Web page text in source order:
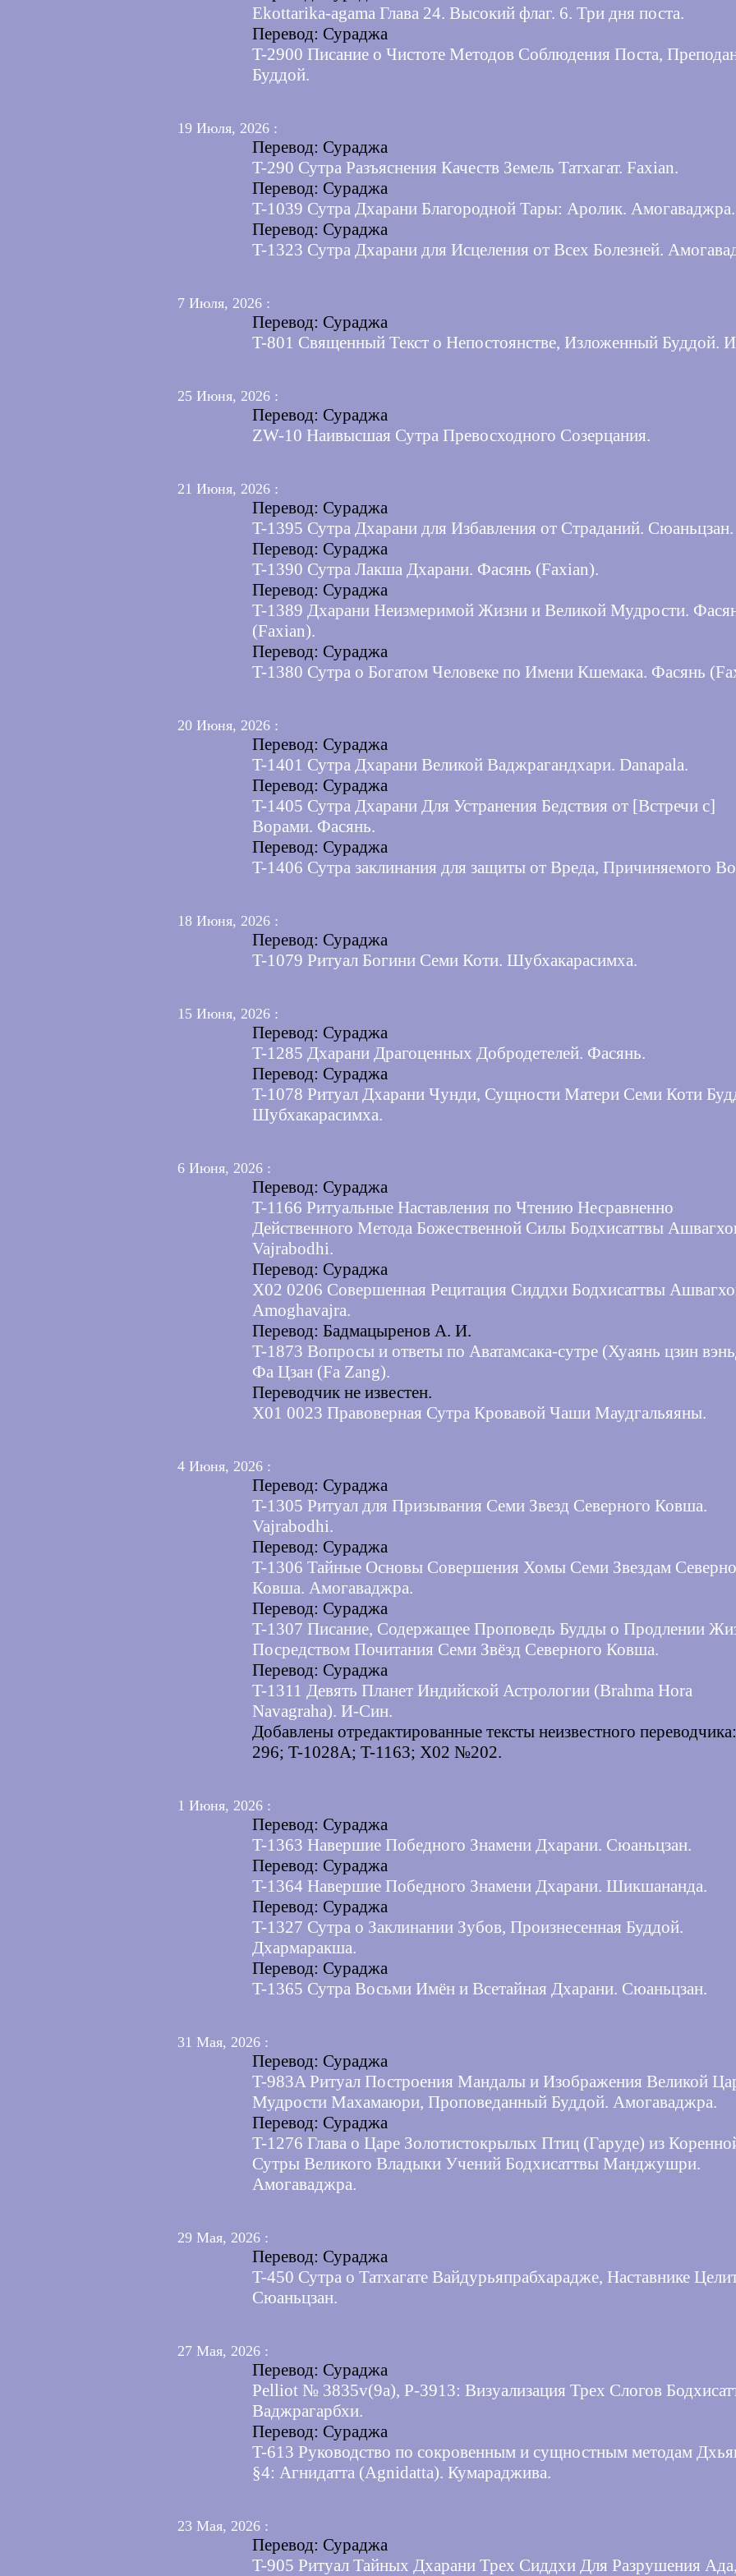
Ekottarika-agama Глава 24. Высокий флаг. 6. Три дня поста.
Перевод: Сураджа
T-2900 Писание о Чистоте Методов Соблюдения Поста,
Буддой.
19 Июля, 2026 :
Перевод: Сураджа
T-290 Сутра Разъяснения Качеств Земель Татхагат. Faxian.
Перевод: Сураджа
T-1039 Сутра Дхарани Благородной Тары: Аролик. Амогаваджра.
Перевод: Сураджа
T-1323 Сутра Дхарани для Исцеления от Всех Болезней.
7 Июля, 2026 :
Перевод: Сураджа
T-801 Священный Текст о Непостоянстве, Изложенный Буддой.
25 Июня, 2026 :
Перевод: Сураджа
ZW-10 Наивысшая Сутра Превосходного Созерцания.
21 Июня, 2026 :
Перевод: Сураджа
T-1395 Сутра Дхарани для Избавления от Страданий. Сюаньцзан.
Перевод: Сураджа
T-1390 Сутра Лакша Дхарани. Фасянь (Faxian).
Перевод: Сураджа
T-1389 Дхарани Неизмеримой Жизни и Великой Мудрости.
(Faxian).
Перевод: Сураджа
T-1380 Сутра о Богатом Человеке по Имени Кшемака. Фасянь
20 Июня, 2026 :
Перевод: Сураджа
T-1401 Сутра Дхарани Великой Ваджрагандхари. Danapala.
Перевод: Сураджа
T-1405 Сутра Дхарани Для Устранения Бедствия от [Встречи с]
Ворами. Фасянь.
Перевод: Сураджа
T-1406 Сутра заклинания для защиты от Вреда, Причиняемого
18 Июня, 2026 :
Перевод: Сураджа
T-1079 Ритуал Богини Семи Коти. Шубхакарасимха.
15 Июня, 2026 :
Перевод: Сураджа
T-1285 Дхарани Драгоценных Добродетелей. Фасянь.
Перевод: Сураджа
T-1078 Ритуал Дхарани Чунди, Сущности Матери Семи Коти
Шубхакарасимха.
6 Июня, 2026 :
Перевод: Сураджа
T-1166 Ритуальные Наставления по Чтению Несравненно
Действенного Метода Божественной Силы Бодхисаттвы
Vajrabodhi.
Перевод: Сураджа
X02 0206 Совершенная Рецитация Сиддхи Бодхисаттвы
Amoghavajra.
Перевод: Бадмацыренов А. И.
T-1873 Вопросы и ответы по Аватамсака-сутре (Хуаянь цзин
Фа Цзан (Fa Zang).
Переводчик не известен.
X01 0023 Правоверная Сутра Кровавой Чаши Маудгальяяны.
4 Июня, 2026 :
Перевод: Сураджа
T-1305 Ритуал для Призывания Семи Звезд Северного Ковша.
Vajrabodhi.
Перевод: Сураджа
T-1306 Тайные Основы Совершения Хомы Семи Звездам
Ковша. Амогаваджра.
Перевод: Сураджа
T-1307 Писание, Содержащее Проповедь Будды о Продлении
Посредством Почитания Семи Звёзд Северного Ковша.
Перевод: Сураджа
T-1311 Девять Планет Индийской Астрологии (Brahma Hora
Navagraha). И-Cин.
Добавлены отредактированные тексты неизвестного
296; T-1028A; T-1163; X02 №202.
1 Июня, 2026 :
Перевод: Сураджа
T-1363 Навершие Победного Знамени Дхарани. Сюаньцзан.
Перевод: Сураджа
T-1364 Навершие Победного Знамени Дхарани. Шикшананда.
Перевод: Сураджа
T-1327 Сутра о Заклинании Зубов, Произнесенная Буддой.
Дхармаракша.
Перевод: Сураджа
T-1365 Сутра Восьми Имён и Всетайная Дхарани. Сюаньцзан.
31 Мая, 2026 :
Перевод: Сураджа
T-983A Ритуал Построения Мандалы и Изображения Великой
Мудрости Махамаюри, Проповеданный Буддой. Амогаваджра.
Перевод: Сураджа
T-1276 Глава о Царе Золотистокрылых Птиц (Гаруде) из
Сутры Великого Владыки Учений Бодхисаттвы Манджушри.
Амогаваджра.
29 Мая, 2026 :
Перевод: Сураджа
T-450 Сутра о Татхагате Вайдурьяпрабхарадже, Наставнике
Сюаньцзан.
27 Мая, 2026 :
Перевод: Сураджа
Pelliot № 3835v(9a), P-3913: Визуализация Трех Слогов
Ваджрагарбхи.
Перевод: Сураджа
T-613 Руководство по сокровенным и сущностным методам
§4: Агнидатта (Agnidatta). Кумараджива.
23 Мая, 2026 :
Перевод: Сураджа
T-905 Ритуал Тайных Дхарани Трех Сиддхи Для Разрушения Ада,